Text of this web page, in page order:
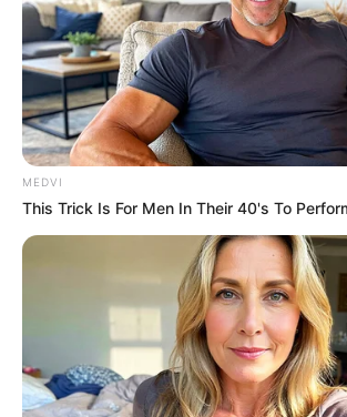
ชาวราศีกรกฏ (เกิดระหว่าง
กรกฏาคม ถึง 16 สิงหาค
การงาน :ยังคงมีเรื่องให้ต้องเหน็ดเหนื่
ความรับผิดชอบค่อนข้างมาก งานส่วนตั
น้อง บางท่านต้องลงมือจัดการเรื่องต่างๆ
การเงิน :ปกติ ไม่น่ากังวล อาจมีเหตุให้ใช้
ครอบครัวมากขึ้น
มีเกณฑ์ป่วยด้วยโรคระบบควา
มีเกณฑ์พบรักออนไลน์ อาจพบ
ชาติต่างศาสนา ส่วนคนมีคู่มีปัญหาเรื่องเ
เวลาให้กัน
MEDVI
This Trick Is For Men In Their 40's To